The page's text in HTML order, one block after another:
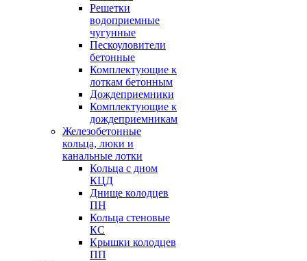
Решетки
водоприемные
чугунные
Пескоуловители
бетонные
Комплектующие к
лоткам бетонным
Дождеприемники
Комплектующие к
дождеприемникам
Железобетонные
кольца, люки и
канальные лотки
Кольца с дном
КЦД
Днище колодцев
ПН
Кольца стеновые
КС
Крышки колодцев
ПП